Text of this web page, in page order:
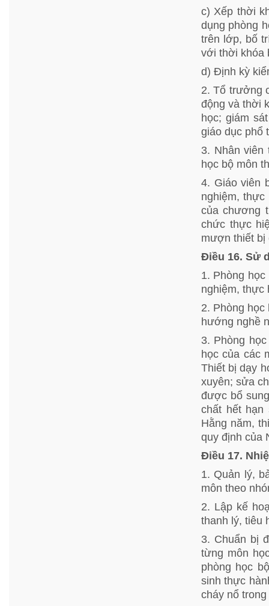
c) Xếp thời
dụng phòng
trên lớp, bố
với thời khóa
d) Định kỳ
2. Tổ trưởng
động và thời
học; giám
giáo dục phổ
3. Nhân viên
học bộ môn
4. Giáo viên
nghiệm,
của chương
chức thực
mượn thiết bị
Điều 16. Sử
1. Phòng
nghiệm, thực
2. Phòng
hướng nghề
3. Phòng
học của các
Thiết bị dạy
xuyên; sửa
được bổ
chất hết
Hằng năm,
quy định của
Điều 17.
1. Quản lý,
môn theo
2. Lập kế
thanh lý, tiêu
3. Chuẩn bị
từng môn
phòng học
sinh thực
cháy nổ